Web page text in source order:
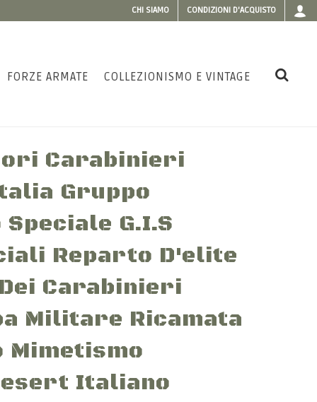
CHI SIAMO CONDIZIONI D'ACQUISTO
FORZE ARMATE COLLEZIONISMO E VINTAGE
Carabinieri
Gruppo
G.I.S
Reparto D'elite
Carabinieri
Militare Ricamata
Mimetismo
Italiano